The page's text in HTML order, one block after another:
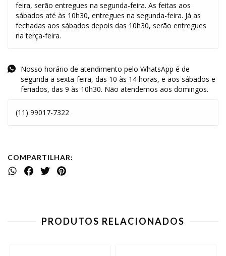
feira, serão entregues na segunda-feira. As feitas aos
sábados até às 10h30, entregues na segunda-feira. Já as
fechadas aos sábados depois das 10h30, serão entregues
na terça-feira.
Nosso horário de atendimento pelo WhatsApp é de
segunda a sexta-feira, das 10 às 14 horas, e aos sábados e
feriados, das 9 às 10h30. Não atendemos aos domingos.
(11) 99017-7322
COMPARTILHAR:
PRODUTOS RELACIONADOS